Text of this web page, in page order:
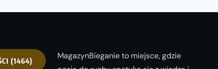
(1464)
MagazynBieganie to miejsce, gdzie